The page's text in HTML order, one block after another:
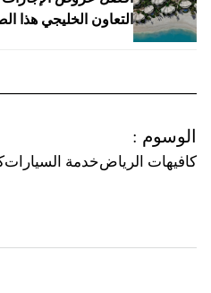
التعاون الخليجي هذا
الوسوم :
كافيهات الرياضخدمة السيارات